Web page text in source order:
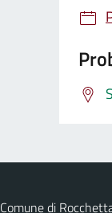
Comune di